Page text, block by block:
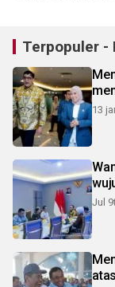
Terpopuler -
13
Jul